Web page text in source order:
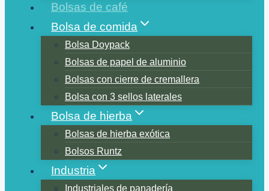
Bolsas de café
Bolsa de comida
Bolsa Doypack
Bolsas de papel de aluminio
Bolsas con cierre de cremallera
Bolsa con 3 sellos laterales
Bolsa de hierba
Bolsas de hierba exótica
Bolsos Runtz
Industria
Industriales de panadería